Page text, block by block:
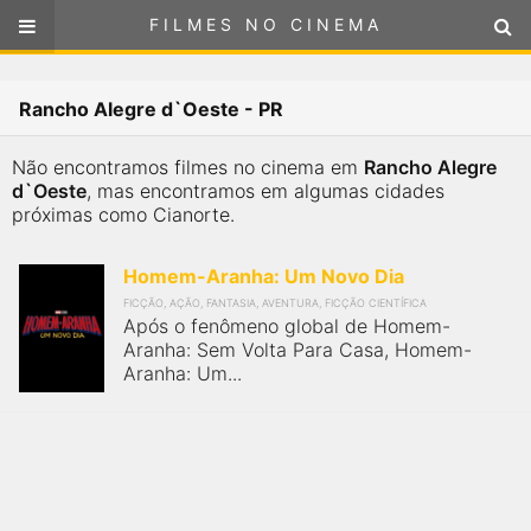
FILMES NO CINEMA
selecione sua localização
Rancho Alegre d`Oeste - PR
Não encontramos filmes no cinema em Rancho Alegre
d`Oeste, mas encontramos em algumas cidades
próximas como Cianorte.
Homem-Aranha: Um Novo Dia
FICÇÃO, AÇÃO, FANTASIA, AVENTURA, FICÇÃO CIENTÍFICA
Após o fenômeno global de Homem-
Aranha: Sem Volta Para Casa, Homem-
Aranha: Um...
FILMES NO CINEMA
RANCHO ALEGRE D`OESTE - PR
SELECIONE SUA LOCALIZAÇÃO
PRÓXIMOS LANÇAMENTOS